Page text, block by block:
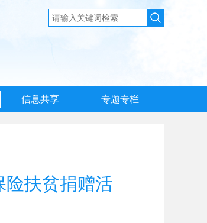
信息共享 专题专栏
险扶贫捐赠活